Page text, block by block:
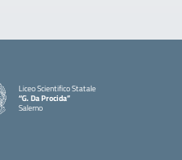
Liceo Scientifico Statale
“G. Da Procida”
Salerno